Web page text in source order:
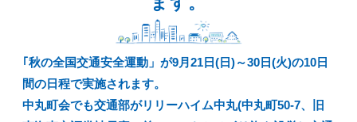
町会加入のお誘い
お問い合わせ･連絡事項
｢秋の全国交通安全運動」が9月21日(日)～30日(火)の10日
間の日程で実施されます。
中丸町会でも交通部がリリーハイム中丸(中丸町50-7、旧